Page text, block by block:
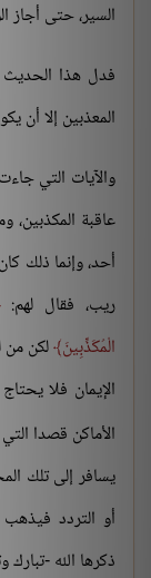
السير، حتى أجاز
فدل هذا الحديث
المعذبين إلا أن
والآيات التي
عاقبة المكذبين،
أحد، وإنما ذلك
ريب، فقال لهم:
الْمُكَذِّبِينَ لكن من
الإيمان فلا
الأماكن قصدا
يسافر إلى تلك
أو التردد
ذكرها الله -تبارك